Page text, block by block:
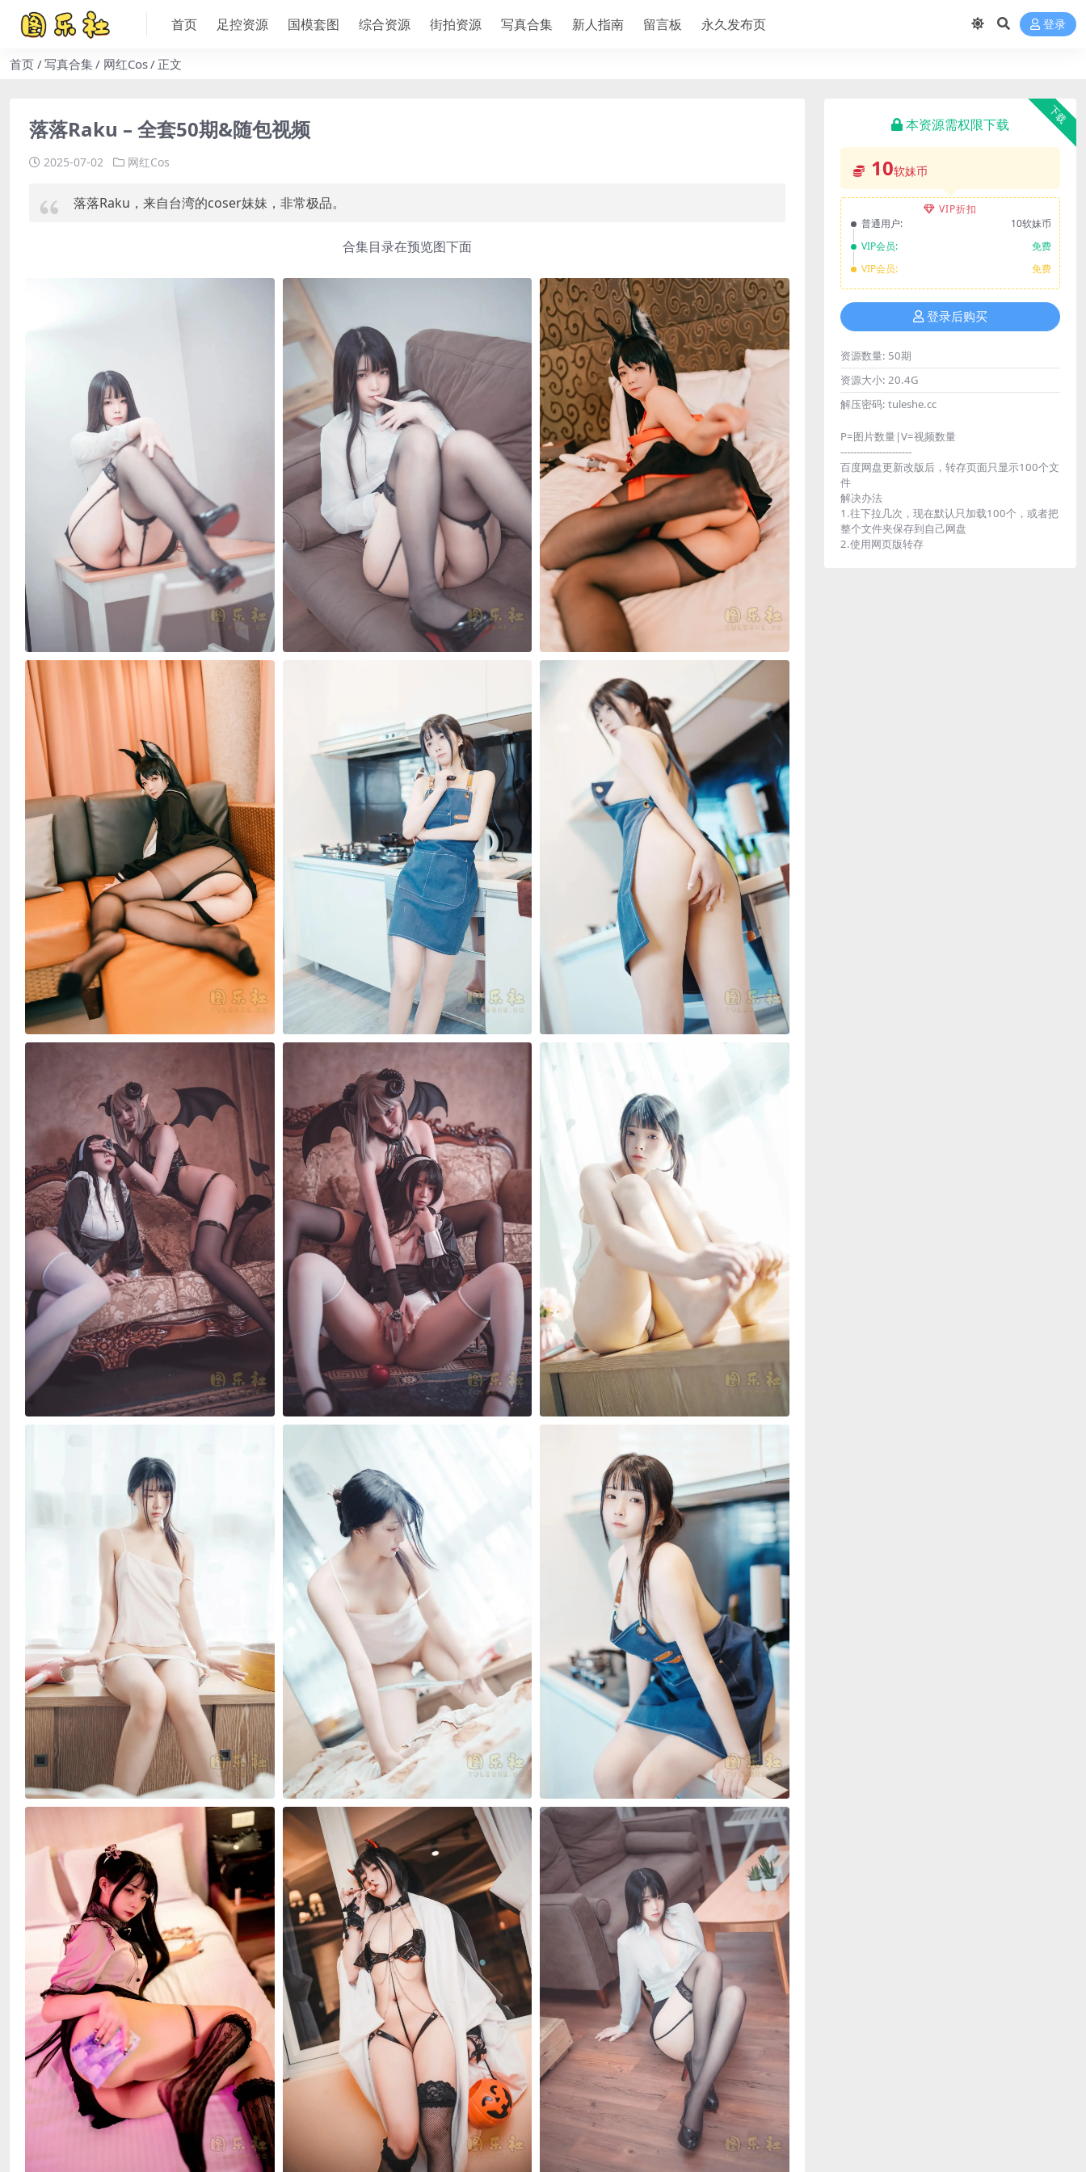
首页 足控资源 国模套图 综合资源 街拍资源 写真合集 新人指南 留言板 永久发布页 登录
首页 写真合集 网红Cos 正文
落落Raku – 全套50期&随包视频
2025-07-02 网红Cos
落落Raku，来自台湾的coser妹妹，非常极品。
合集目录在预览图下面
下载
本资源需权限下载
10软妹币
VIP折扣
普通用户:
10软妹币
VIP会员:
免费
VIP会员:
免费
登录后购买
资源数量: 50期
资源大小: 20.4G
解压密码: tuleshe.cc
P=图片数量|V=视频数量
----------------------
百度网盘更新改版后，转存页面只显示100个文
件
解决办法
1.往下拉几次，现在默认只加载100个，或者把
整个文件夹保存到自己网盘
2.使用网页版转存